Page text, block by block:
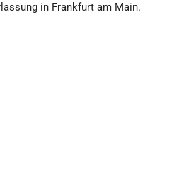
in Frankfurt am Main.